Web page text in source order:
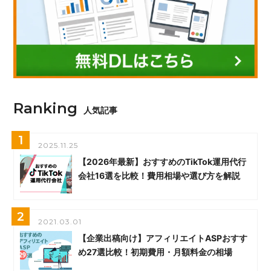
Ranking 人気記事
1 2025.11.25
【2026年最新】おすすめのTikTok運用代行
会社16選を比較！費用相場や選び方を解説
2 2021.03.01
【企業出稿向け】アフィリエイトASPおすす
め27選比較！初期費用・月額料金の相場